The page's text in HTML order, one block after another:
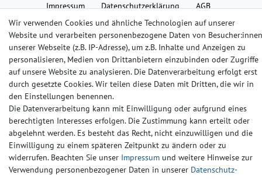
Impressum Daten­schutz­erklärung AGB
Barrierefreiheitserklärung Widerrufs­recht Kontakt
Wir verwenden Cookies und ähnliche Technologien auf unserer
Website und verarbeiten personenbezogene Daten von Besucher:innen
unserer Webseite (z.B. IP-Adresse), um z.B. Inhalte und Anzeigen zu
personalisieren, Medien von Drittanbietern einzubinden oder Zugriffe
auf unsere Website zu analysieren. Die Datenverarbeitung erfolgt erst
durch gesetzte Cookies. Wir teilen diese Daten mit Dritten, die wir in
den Einstellungen benennen.
Die Datenverarbeitung kann mit Einwilligung oder aufgrund eines
berechtigten Interesses erfolgen. Die Zustimmung kann erteilt oder
abgelehnt werden. Es besteht das Recht, nicht einzuwilligen und die
Einwilligung zu einem späteren Zeitpunkt zu ändern oder zu
widerrufen. Beachten Sie unser Impressum und weitere Hinweise zur
Verwendung personenbezogener Daten in unserer Daten­schutz­
© Copyright 2024-2025 | Alle Rechte vorbehalten.
Widerrufs­recht Widerrufs­formular Impressum
Daten­schutz­erklärung AGB Kontakt